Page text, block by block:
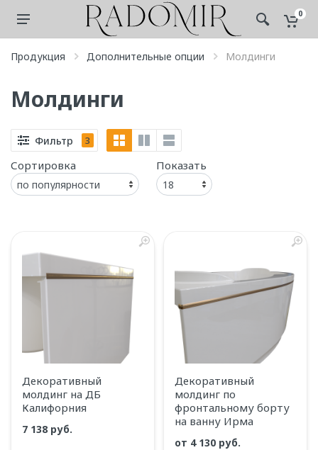
0
Продукция Дополнительные опции Молдинги
Молдинги
Фильтр 3
Сортировка Показать
Декоративный
молдинг на ДБ
Калифорния
7 138 руб.
Декоративный
молдинг по
фронтальному борту
на ванну Ирма
от 4 130 руб.